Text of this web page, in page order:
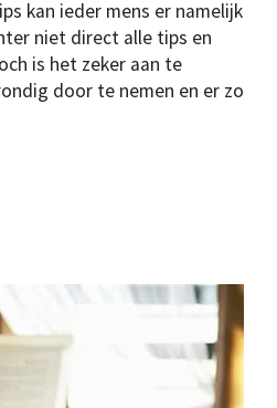
kan ieder mens er namelijk
niet direct alle tips en
is het zeker aan te
door te nemen en er zo